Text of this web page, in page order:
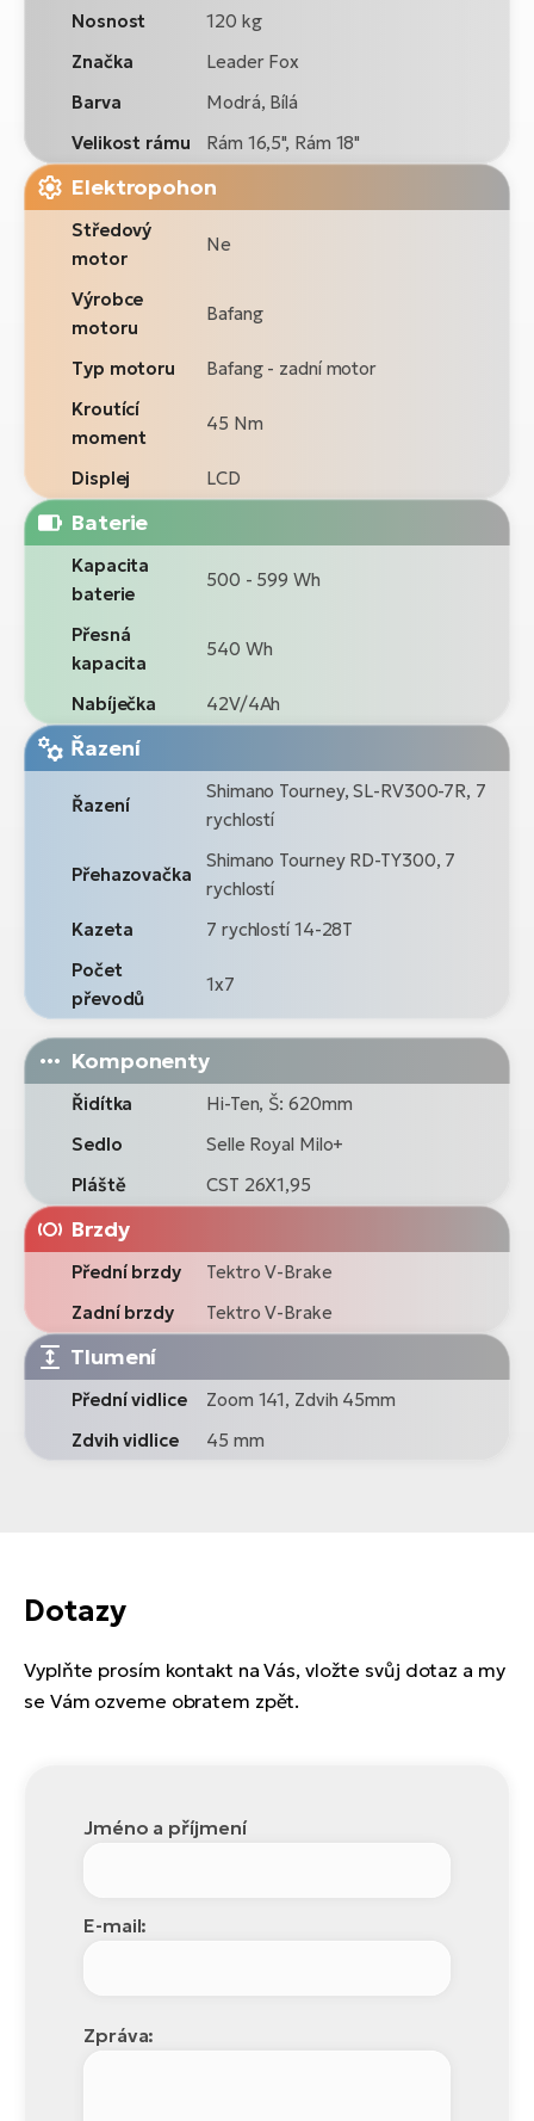
Nosnost
120 kg
Značka
Leader Fox
Barva
Modrá, Bílá
Velikost rámu
Rám 16,5", Rám 18"
Elektropohon
Středový
motor
Ne
Výrobce
motoru
Bafang
Typ motoru
Bafang - zadní motor
Kroutící
moment
45 Nm
Displej LCD
Baterie
Kapacita
baterie
500 - 599 Wh
Přesná
kapacita
540 Wh
Nabíječka 42V/4Ah
Řazení
Řazení
Shimano Tourney, SL-RV300-7R, 7
rychlostí
Přehazovačka
Shimano Tourney RD-TY300, 7
rychlostí
Kazeta
7 rychlostí 14-28T
Počet
převodů
1x7
Komponenty
Řidítka
Hi-Ten, Š: 620mm
Sedlo
Selle Royal Milo+
Pláště
CST 26X1,95
Brzdy
Přední brzdy
Tektro V-Brake
Zadní brzdy
Tektro V-Brake
Tlumení
Přední vidlice
Zoom 141, Zdvih 45mm
Zdvih vidlice
45 mm
Dotazy
Vyplňte prosím kontakt na Vás, vložte svůj dotaz a my
se Vám ozveme obratem zpět.
Jméno a příjmení
E-mail:
Zpráva: